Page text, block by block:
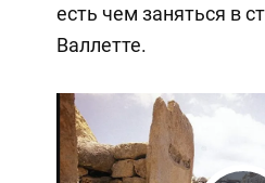
есть чем заняться в
Валлетте.